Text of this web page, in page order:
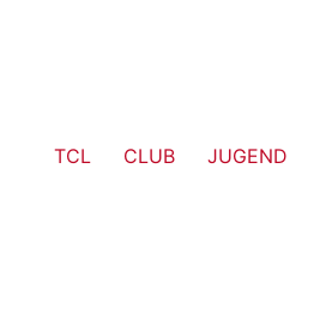
TCL CLUB JUGEND